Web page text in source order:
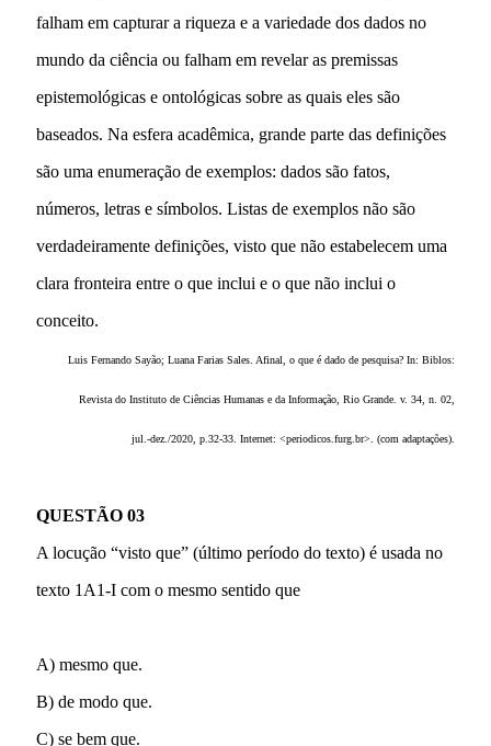
falham em capturar a riqueza e a variedade dos dados no
mundo da ciência ou falham em revelar as premissas
epistemológicas e ontológicas sobre as quais eles são
baseados. Na esfera acadêmica, grande parte das definições
são uma enumeração de exemplos: dados são fatos,
números, letras e símbolos. Listas de exemplos não são
verdadeiramente definições, visto que não estabelecem uma
clara fronteira entre o que inclui e o que não inclui o
conceito.
Luis Fernando Sayão; Luana Farias Sales. Afinal, o que é dado de pesquisa? In: Biblos:
Revista do Instituto de Ciências Humanas e da Informação, Rio Grande. v. 34, n. 02,
jul.-dez./2020, p.32-33. Internet: <periodicos.furg.br>. (com adaptações).
QUESTÃO 03
A locução “visto que” (último período do texto) é usada no
texto 1A1-I com o mesmo sentido que
A) mesmo que.
B) de modo que.
C) se bem que.